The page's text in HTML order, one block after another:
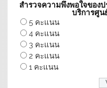
สำรวจความพึงพอใจของ
บริการศูน
5 คะแนน
4 คะแนน
3 คะแนน
2 คะแนน
1 คะแนน